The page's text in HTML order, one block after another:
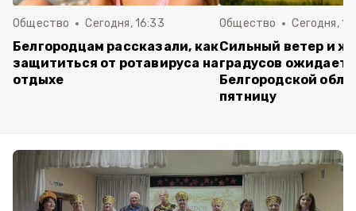
Общество Сегодня, 16:33
Белгородцам рассказали, как
защититься от ротавируса на
отдыхе
Общество Сегодня,
Сильный ветер и
градусов
Белгородской
пятницу